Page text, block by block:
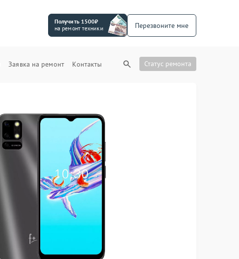
Получить 1500₽
на ремонт техники
Перезвоните мне
Заявка на ремонт Контакты Статус ремонта